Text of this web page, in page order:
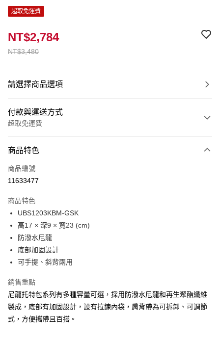
超取免運費
NT$3,480
NT$2,784
請選擇商品選項
付款與運送方式
超取免運費
信用卡一次付款
LINE Pay
Google Pay
貨到付款
運送方式
免運費
付款後萊爾富取貨
商品特色
商品編號
11633477
商品特色
UBS1203KBM-GSK
高17 × 深9 × 寬23 (cm)
防潑水尼龍
底部加固設計
可手提、斜背兩用
銷售重點
尼龍托特包系列有多種容量可選，採用防潑水尼龍和再生聚酯纖維
製成，底部有加固設計，設有拉鍊內袋，肩背帶為可拆卸、可調節
式，方便攜帶且百搭。